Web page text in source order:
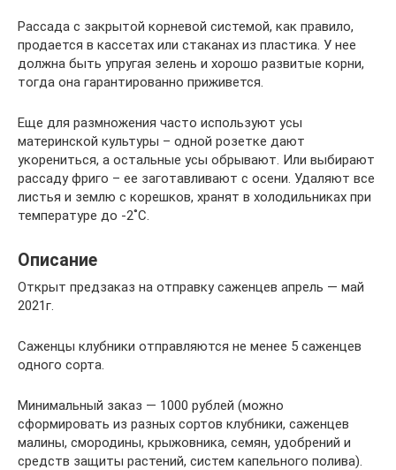
Рассада с закрытой корневой системой, как правило,
продается в кассетах или стаканах из пластика. У нее
должна быть упругая зелень и хорошо развитые корни,
тогда она гарантированно приживется.
Еще для размножения часто используют усы
материнской культуры – одной розетке дают
укорениться, а остальные усы обрывают. Или выбирают
рассаду фриго – ее заготавливают с осени. Удаляют все
листья и землю с корешков, хранят в холодильниках при
температуре до -2˚С.
Описание
Открыт предзаказ на отправку саженцев апрель — май
2021г.
Саженцы клубники отправляются не менее 5 саженцев
одного сорта.
Минимальный заказ — 1000 рублей (можно
сформировать из разных сортов клубники, саженцев
малины, смородины, крыжовника, семян, удобрений и
средств защиты растений, систем капельного полива).